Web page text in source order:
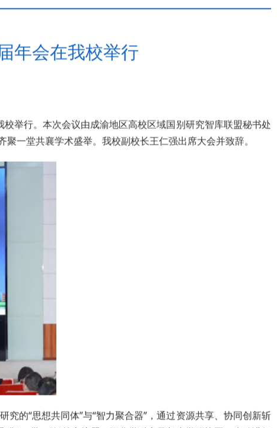
年会在我校举行
举行。本次会议由成渝地区高校区域国别研究智库联盟秘书处
一堂共襄学术盛举。我校副校长王仁强出席大会并致辞。
的“思想共同体”与“智力聚合器”，通过资源共享、协同创新斩